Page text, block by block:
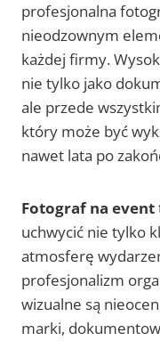
profesjonalna
nieodzownym
każdej firmy.
nie tylko jako
ale przede
który może być
nawet lata po
Fotograf na event
uchwycić nie tylko
atmosferę
profesjonalizm
wizualne są
marki,